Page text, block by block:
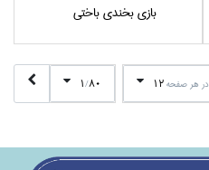
بازي بخندي باختي
در هر صفحه12
1/80